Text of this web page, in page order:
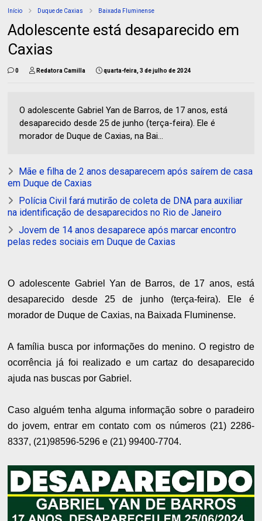
Início Duque de Caxias Baixada Fluminense
Adolescente está desaparecido em
Caxias
0 Redatora Camilla quarta-feira, 3 de julho de 2024
O adolescente Gabriel Yan de Barros, de 17 anos, está
desaparecido desde 25 de junho (terça-feira). Ele é
morador de Duque de Caxias, na Bai...
Mãe e filha de 2 anos desaparecem após saírem de casa
em Duque de Caxias
Polícia Civil fará mutirão de coleta de DNA para auxiliar
na identificação de desaparecidos no Rio de Janeiro
Jovem de 14 anos desaparece após marcar encontro
pelas redes sociais em Duque de Caxias
O adolescente Gabriel Yan de Barros, de 17 anos, está
desaparecido desde 25 de junho (terça-feira). Ele é
morador de Duque de Caxias, na Baixada Fluminense.
A família busca por informações do menino. O registro de
ocorrência já foi realizado e um cartaz do desaparecido
ajuda nas buscas por Gabriel.
Caso alguém tenha alguma informação sobre o paradeiro
do jovem, entrar em contato com os números (21) 2286-
8337, (21)98596-5296 e (21) 99400-7704.